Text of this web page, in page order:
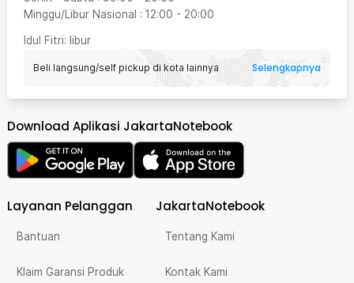
Minggu/Libur Nasional : 12:00 - 20:00
Idul Fitri: libur
Beli langsung/self pickup di kota lainnya Selengkapnya
Download Aplikasi JakartaNotebook
Layanan Pelanggan
Bantuan
Klaim Garansi Produk
JakartaNotebook
Tentang Kami
Kontak Kami